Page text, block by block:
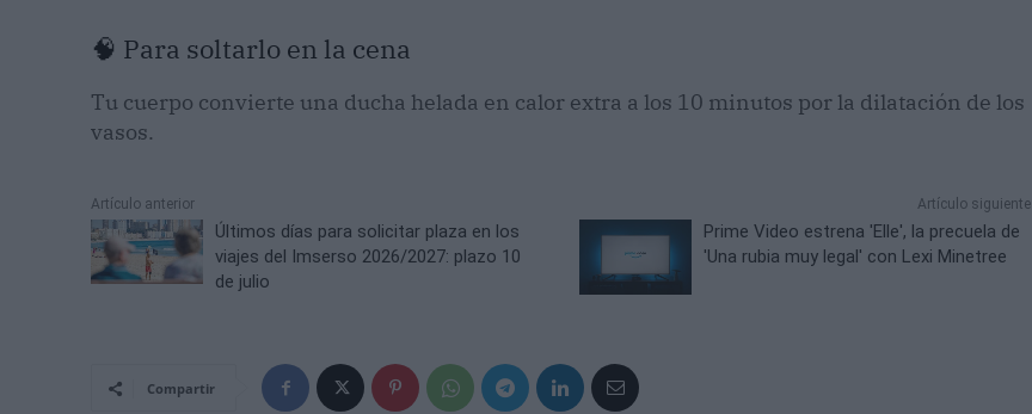
🧠 Para soltarlo en la cena
Tu cuerpo convierte una ducha helada en calor extra a los 10 minutos por la dilatación de los
vasos.
Artículo anterior
Últimos días para solicitar plaza en los
viajes del Imserso 2026/2027: plazo 10
de julio
Artículo siguiente
Prime Video estrena 'Elle', la precuela de
'Una rubia muy legal' con Lexi Minetree
Compartir